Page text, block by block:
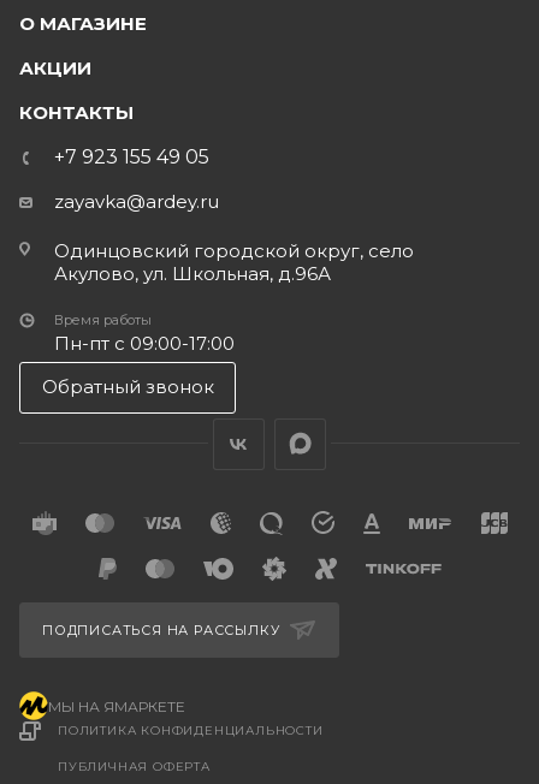
О МАГАЗИНЕ
АКЦИИ
КОНТАКТЫ
+7 923 155 49 05
zayavka@ardey.ru
Одинцовский городской округ, село
Акулово, ул. Школьная, д.96А
Время работы
Пн-пт с 09:00-17:00
Обратный звонок
ПОЛИТИКА КОНФИДЕНЦИАЛЬНОСТИ
ПУБЛИЧНАЯ ОФЕРТА
ПОДПИСАТЬСЯ НА РАССЫЛКУ
МЫ НА ЯМАРКЕТЕ